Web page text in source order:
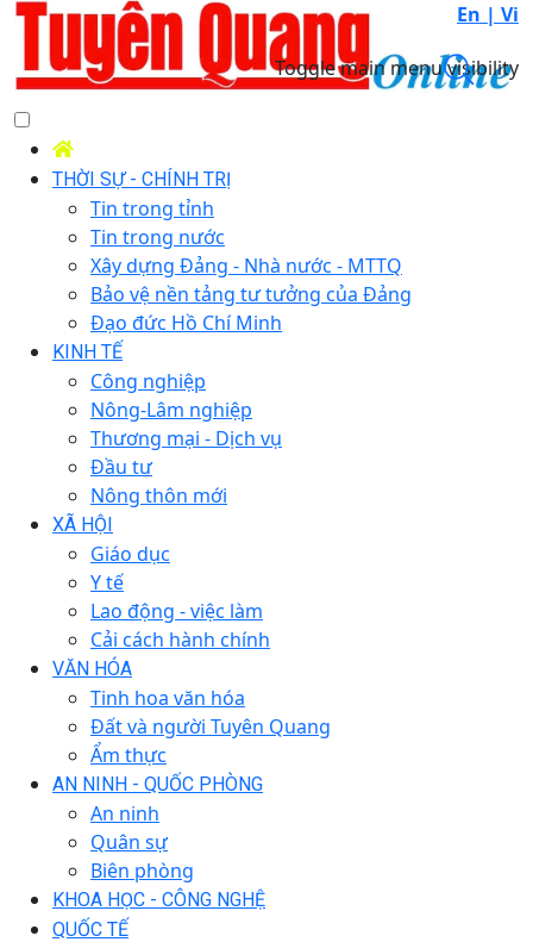
En | Vi
Toggle main menu visibility
THỜI SỰ - CHÍNH TRỊ
Tin trong tỉnh
Tin trong nước
Xây dựng Đảng - Nhà nước - MTTQ
Bảo vệ nền tảng tư tưởng của Đảng
Đạo đức Hồ Chí Minh
KINH TẾ
Công nghiệp
Nông-Lâm nghiệp
Thương mại - Dịch vụ
Đầu tư
Nông thôn mới
XÃ HỘI
Giáo dục
Y tế
Lao động - việc làm
Cải cách hành chính
VĂN HÓA
Tinh hoa văn hóa
Đất và người Tuyên Quang
Ẩm thực
AN NINH - QUỐC PHÒNG
An ninh
Quân sự
Biên phòng
KHOA HỌC - CÔNG NGHỆ
QUỐC TẾ